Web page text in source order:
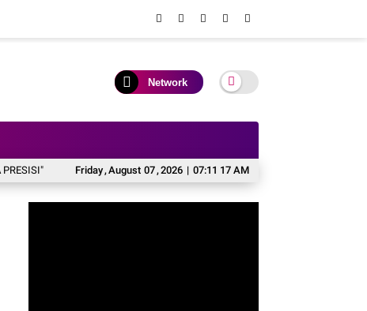
Network
Friday,August 07,2026 | 07:11 18 AM
Atasi Jabatan Plh dan Plt Menahun, Dewan Pendidikan Soppeng Sodorkan